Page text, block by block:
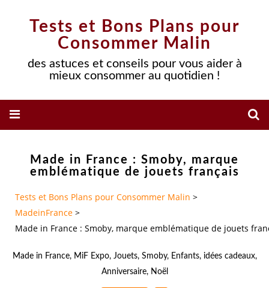
Tests et Bons Plans pour
Consommer Malin
des astuces et conseils pour vous aider à
mieux consommer au quotidien !
Made in France : Smoby, marque
emblématique de jouets français
Tests et Bons Plans pour Consommer Malin >
MadeinFrance >
Made in France : Smoby, marque emblématique de jouets
Made in France, MiF Expo, Jouets, Smoby, Enfants, idées cadeaux,
Anniversaire, Noël